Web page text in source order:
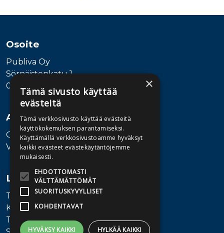
Osoite
Publiva Oy
Sörnäistenkatu 1
00580 Helsinki
Asiakaspalvelu
Ota yhteyttä
Vaihde: 010 345100
Lisätietoa
Toimitusehdot
Käyttöohjeet
Tietosuojaseloste
×
Tämä sivusto käyttää
evästeitä
Tämä verkkosivusto käyttää evästeitä
käyttökokemuksen parantamiseksi.
Käyttämällä verkkosivustoamme hyväksyt
kaikki evästeet evästekäytäntöjemme
mukaisesti.
EHDOTTOMASTI
VÄLTTÄMÄTTÖMÄT
SUORITUSKYVYLLISET
KOHDENTAVAT
HYVÄKSY KAIKKI HYLKÄÄ KAIKKI